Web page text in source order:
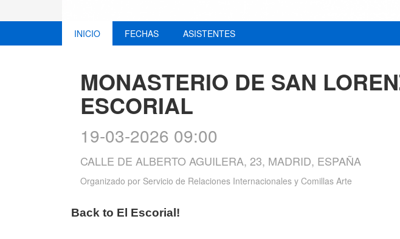
INICIO FECHAS ASISTENTES
MONASTERIO DE SAN
ESCORIAL
19-03-2026 09:00
CALLE DE ALBERTO AGUILERA, 23, MADRID, ESPAÑA
Organizado por Servicio de Relaciones Internacionales y Comillas Arte
Back to El Escorial!